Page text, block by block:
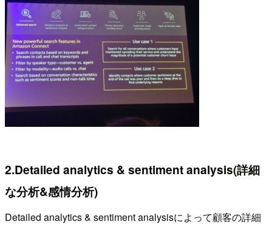
2.Detailed analytics & sentiment analysis(詳細
な分析&感情分析)
Detailed analytics & sentiment analysisによって顧客の詳細